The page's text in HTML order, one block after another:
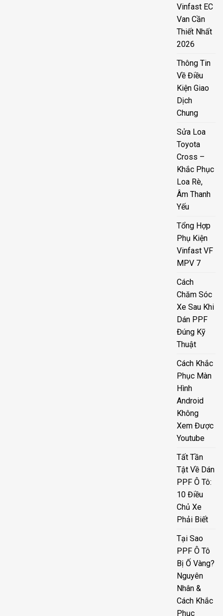
Vinfast EC
Van Cần
Thiết Nhất
2026
Thông Tin
Về Điều
Kiện Giao
Dịch
Chung
Sửa Loa
Toyota
Cross –
Khắc Phục
Loa Rè,
Âm Thanh
Yếu
Tổng Hợp
Phụ Kiện
Vinfast VF
MPV 7
Cách
Chăm Sóc
Xe Sau Khi
Dán PPF
Đúng Kỹ
Thuật
Cách Khắc
Phục Màn
Hình
Android
Không
Xem Được
Youtube
Tất Tần
Tật Về Dán
PPF Ô Tô:
10 Điều
Chủ Xe
Phải Biết
Tại Sao
PPF Ô Tô
Bị Ố Vàng?
Nguyên
Nhân &
Cách Khắc
Phục